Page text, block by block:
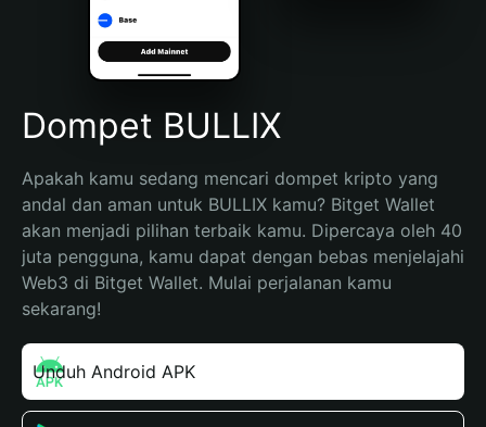
Português (Brasil)
Español (Argentina)
Dompet BULLIX
Apakah kamu sedang mencari dompet kripto yang
andal dan aman untuk BULLIX kamu? Bitget Wallet
akan menjadi pilihan terbaik kamu. Dipercaya oleh 40
juta pengguna, kamu dapat dengan bebas menjelajahi
Web3 di Bitget Wallet. Mulai perjalanan kamu
sekarang!
Unduh Android APK